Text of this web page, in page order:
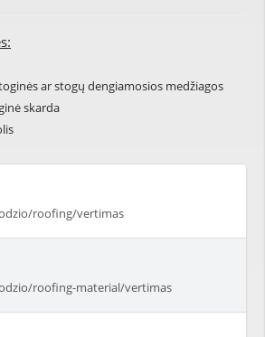
ar stogų dengiamosios medžiagos
skarda
roofing/vertimas
roofing-material/vertimas